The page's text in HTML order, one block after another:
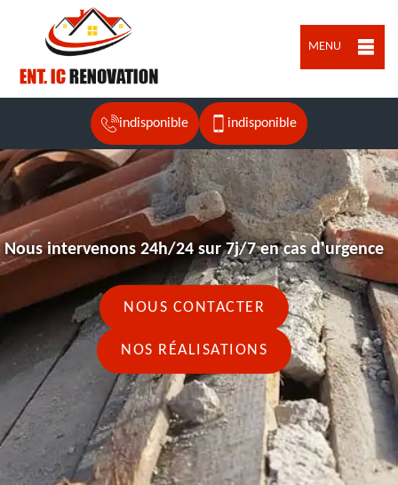
MENU
indisponible indisponible
Nous intervenons 24h/24 sur 7j/7 en cas d'urgence
NOUS CONTACTER
NOS RÉALISATIONS